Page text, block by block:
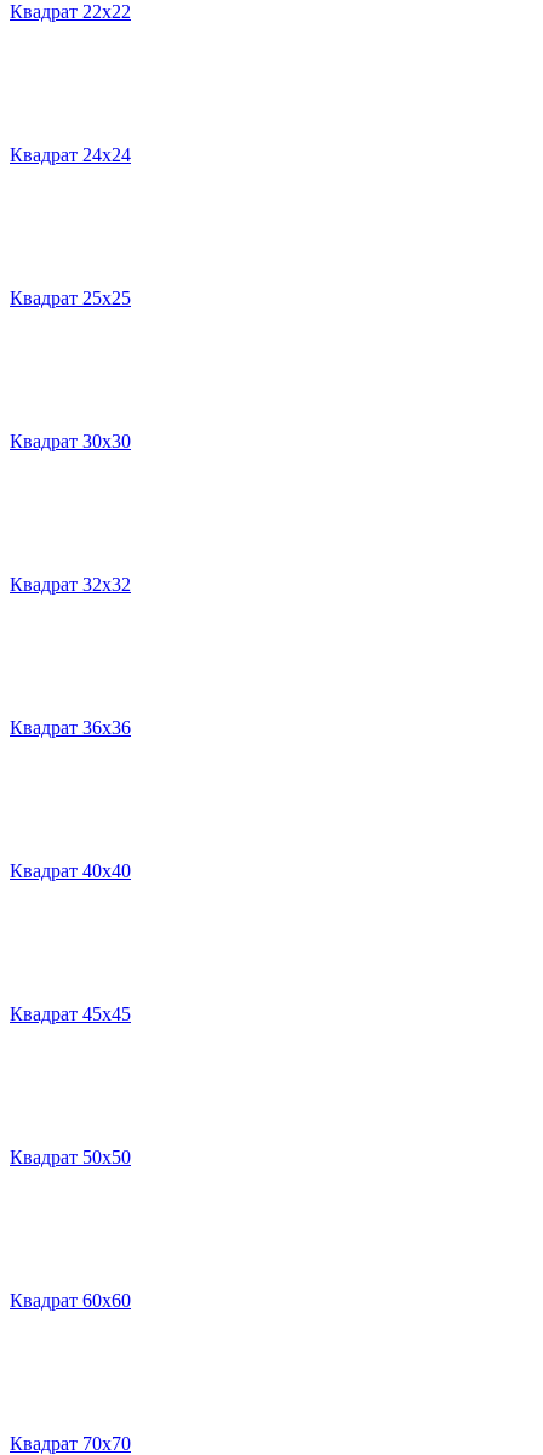
Квадрат 22х22
Квадрат 24х24
Квадрат 25х25
Квадрат 30х30
Квадрат 32х32
Квадрат 36х36
Квадрат 40х40
Квадрат 45х45
Квадрат 50х50
Квадрат 60х60
Квадрат 70х70